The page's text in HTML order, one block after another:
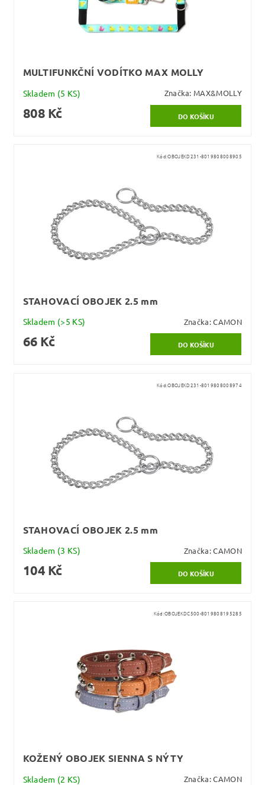
MULTIFUNKČNÍ VODÍTKO MAX MOLLY
Skladem (5 KS) Značka: MAX&MOLLY
808 Kč
Kód:OBOJEKD231-8019808008905
STAHOVACÍ OBOJEK 2.5 mm
Skladem (>5 KS) Značka:CAMON
66 Kč
Kód:OBOJEKD231-8019808008974
STAHOVACÍ OBOJEK 2.5 mm
Skladem (3 KS) Značka:CAMON
104 Kč
Kód:OBOJEKDC500-8019808195285
KOŽENÝ OBOJEK SIENNA S NÝTY
Skladem (2 KS) Značka:CAMON